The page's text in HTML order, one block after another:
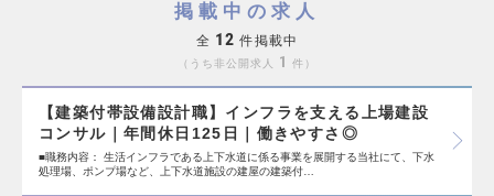
掲載中の求人
全 12 件掲載中
うち非公開求人 1 件
【建築付帯設備設計職】インフラを支える上場建設
コンサル｜年間休日125日｜働きやすさ◎
■職務内容： 生活インフラである上下水道に係る事業を展開する当社にて、下水
処理場、ポンプ場など、上下水道施設の建屋の建築付…